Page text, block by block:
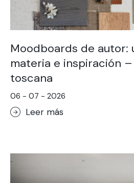
Moodboards de autor:
materia e inspiración
toscana
06 - 07 - 2026
Leer más